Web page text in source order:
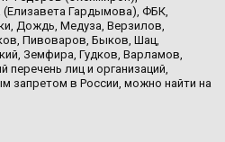
Гардымова), ФБК,
Дождь, Медуза, Верзилов,
Пивоваров, Быков, Шац,
Земфира, Гудков, Варламов,
перечень лиц и организаций,
запретом в России, можно найти на